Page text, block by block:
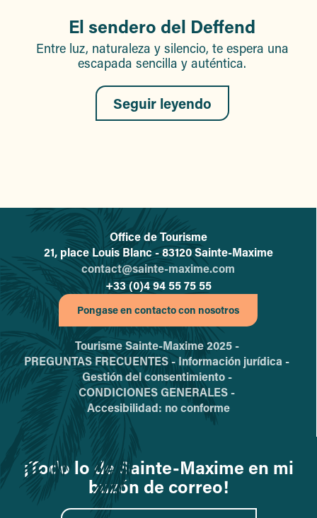
El sendero del Deffend
Entre luz, naturaleza y silencio, te espera una
escapada sencilla y auténtica.
Seguir leyendo
L'office de tourisme de Sainte-
Office de Tourisme
21, place Louis Blanc - 83120 Sainte-Maxime
contact@sainte-maxime.com
+33 (0)4 94 55 75 55
Pongase en contacto con nosotros
Tourisme Sainte-Maxime 2025 -
PREGUNTAS FRECUENTES - Información jurídica -
Gestión del consentimiento -
CONDICIONES GENERALES -
Accesibilidad: no conforme
¡Todo lo de Sainte-Maxime en mi
buzón de correo!